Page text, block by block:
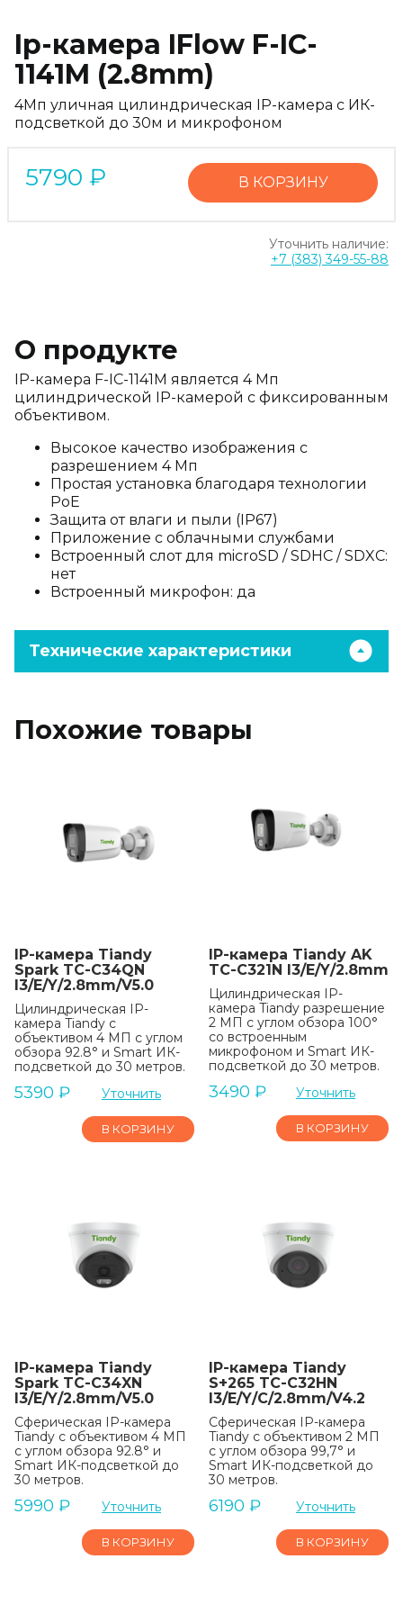
Ip-камера IFlow F-IC-
1141M (2.8mm)
4Мп уличная цилиндрическая IP-камера с ИК-
подсветкой до 30м и микрофоном
5790 ₽ В КОРЗИНУ
Уточнить наличие:
+7 (383) 349-55-88
О продукте
IP-камера F-IC-1141M является 4 Мп
цилиндрической IP-камерой с фиксированным
объективом.
Высокое качество изображения с
разрешением 4 Мп
Простая установка благодаря технологии
PoE
Защита от влаги и пыли (IP67)
Приложение с облачными службами
Встроенный слот для microSD / SDHC / SDXC:
нет
Встроенный микрофон: да
Технические характеристики
Похожие товары
IP-камера Tiandy
Spark TC-C34QN
I3/E/Y/2.8mm/V5.0
Цилиндрическая IP-
камера Tiandy с
объективом 4 МП с углом
обзора 92.8° и Smart ИК-
подсветкой до 30 метров.
5390 ₽ Уточнить
В КОРЗИНУ
IP-камера Tiandy AK
TC-C321N I3/E/Y/2.8mm
Цилиндрическая IP-
камера Tiandy разрешение
2 МП с углом обзора 100°
со встроенным
микрофоном и Smart ИК-
подсветкой до 30 метров.
3490 ₽ Уточнить
В КОРЗИНУ
IP-камера Tiandy
Spark TC-C34XN
I3/E/Y/2.8mm/V5.0
Сферическая IP-камера
Tiandy с объективом 4 МП
с углом обзора 92.8° и
Smart ИК-подсветкой до
30 метров.
5990 ₽ Уточнить
В КОРЗИНУ
IP-камера Tiandy
S+265 TC-C32HN
I3/E/Y/C/2.8mm/V4.2
Сферическая IP-камера
Tiandy с объективом 2 МП
с углом обзора 99,7° и
Smart ИК-подсветкой до
30 метров.
6190 ₽ Уточнить
В КОРЗИНУ